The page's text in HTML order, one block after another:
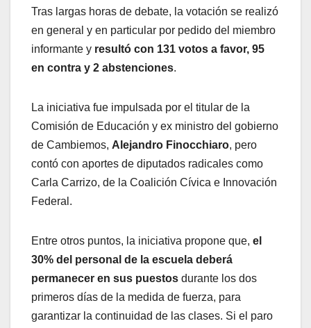
Tras largas horas de debate, la votación se realizó
en general y en particular por pedido del miembro
informante y resultó con 131 votos a favor, 95
en contra y 2 abstenciones.
La iniciativa fue impulsada por el titular de la
Comisión de Educación y ex ministro del gobierno
de Cambiemos, Alejandro Finocchiaro, pero
contó con aportes de diputados radicales como
Carla Carrizo, de la Coalición Cívica e Innovación
Federal.
Entre otros puntos, la iniciativa propone que, el
30% del personal de la escuela deberá
permanecer en sus puestos durante los dos
primeros días de la medida de fuerza, para
garantizar la continuidad de las clases. Si el paro